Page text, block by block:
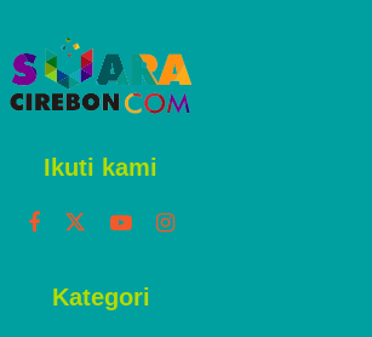
Ikuti kami
Kategori